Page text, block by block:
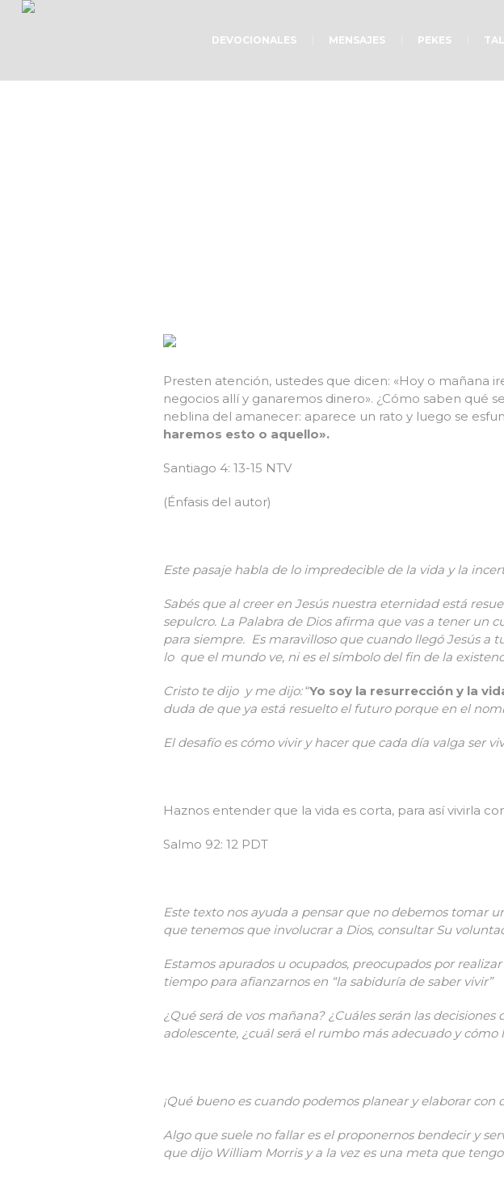
DEVOCIONALES MENSAJES PEKES
Presten atención, ustedes que dicen: «Hoy o mañana
negocios allí y ganaremos dinero». ¿Cómo saben qué
neblina del amanecer: aparece un rato y luego se
haremos esto o aquello».
Santiago 4: 13-15 NTV
(Énfasis del autor)
Este pasaje habla de lo impredecible de la vida y la
Sabés que al creer en Jesús nuestra eternidad está
sepulcro. La Palabra de Dios afirma que vas a tener un
para siempre. Es maravilloso que cuando llegó Jesús
lo que el mundo ve, ni es el símbolo del fin de la
Cristo te dijo y me dijo:“Yo soy la resurrección y la
duda de que ya está resuelto el futuro porque en el
El desafío es cómo vivir y hacer que cada día valga ser
Haznos entender que la vida es corta, para así vivirla
Salmo 92: 12 PDT
Este texto nos ayuda a pensar que no debemos tomar
que tenemos que involucrar a Dios, consultar Su
Estamos apurados u ocupados, preocupados por
tiempo para afianzarnos en “la sabiduría de saber vivir”
¿Qué será de vos mañana? ¿Cuáles serán las
adolescente, ¿cuál será el rumbo más adecuado y cómo
¡Qué bueno es cuando podemos planear y elaborar
Algo que suele no fallar es el proponernos bendecir y
que dijo William Morris y a la vez es una meta que